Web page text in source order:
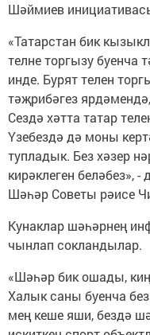
Шәймиев
«Татарстан бик
телне торгызу буенча
инде. Бурят телен
тәҗрибәгез
Сездә хәтта татар
Үзебездә дә моны
тупладык. Без хәзер
кирәклеген беләбез», -
Шәһәр Советы рәисе
Кунаклар шәһәрнең
чынлап сокландылар.
«Шәһәр бик ошады, киң
Халык саны буенча
мең кеше яши, бездә